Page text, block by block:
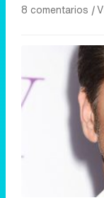
8 comentarios |